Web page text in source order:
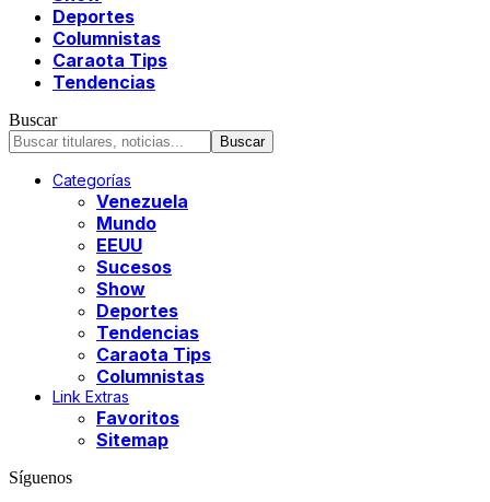
Deportes
Columnistas
Caraota Tips
Tendencias
Buscar
Categorías
Venezuela
Mundo
EEUU
Sucesos
Show
Deportes
Tendencias
Caraota Tips
Columnistas
Link Extras
Favoritos
Sitemap
Síguenos